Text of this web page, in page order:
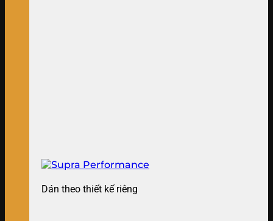
Dán theo thiết kế riêng